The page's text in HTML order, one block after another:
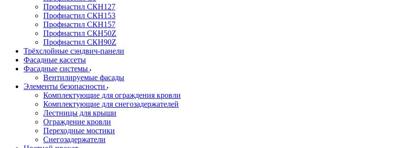
Профнастил СКН127
Профнастил СКН153
Профнастил СКН157
Профнастил СКН50Z
Профнастил СКН90Z
Трёхслойные сэндвич-панели
Фасадные кассеты
Фасадные системы
Вентилируемые фасады
Элементы безопасности
Комплектующие для ограждения кровли
Комплектующие для снегозадержателей
Лестницы для крыши
Ограждение кровли
Переходные мостики
Снегозадержатели